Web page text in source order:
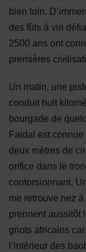
bien loin.
des fûts à vin
2500 ans ont
premières
Un matin, une
conduit huit
bourgade de
Faidal est
deux mètres de
orifice dans le
contorsionnant.
me retrouve nez
prennent aussitôt
griots africains
l’intérieur des